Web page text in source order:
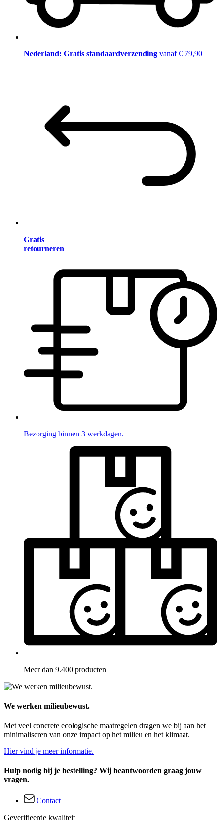
Nederland: Gratis standaardverzending vanaf € 79,90
Gratis
retourneren
Bezorging binnen 3 werkdagen.
Meer dan 9.400 producten
We werken milieubewust.
Met veel concrete ecologische maatregelen dragen we bij aan het
minimaliseren van onze impact op het milieu en het klimaat.
Hier vind je meer informatie.
Hulp nodig bij je bestelling? Wij beantwoorden graag jouw
vragen.
Contact
Geverifieerde kwaliteit